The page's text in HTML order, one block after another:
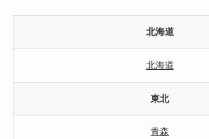
北海道
北海道
東北
青森